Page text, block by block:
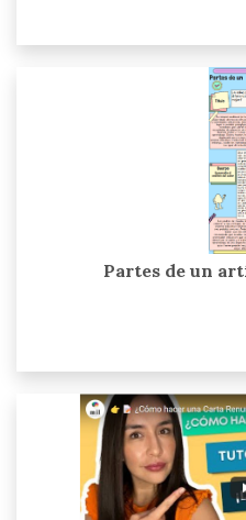
Partes de un